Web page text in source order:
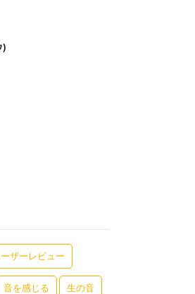
)
ザーレビュー
音を感じる 生の音